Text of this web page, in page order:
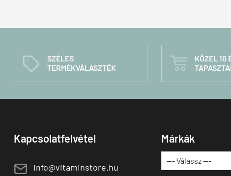
C
SZÉLES
TERMÉKVÁLASZTÉK

KÖZEL 10
Kapcsolatfelvétel
E info@vitaminstore.hu
Márkák